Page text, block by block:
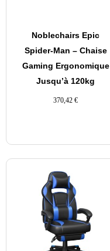
Noblechairs Epic
Spider-Man – Chaise
Gaming Ergonomique
Jusqu’à 120kg
370,42 €